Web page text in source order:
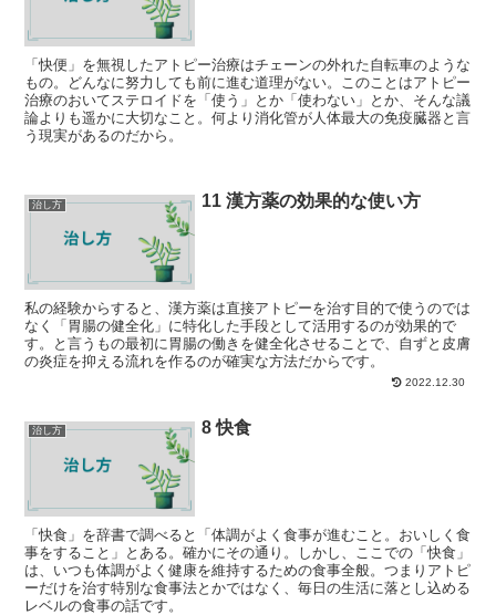
「快便」を無視したアトピー治療はチェーンの外れた自転車のような
もの。どんなに努力しても前に進む道理がない。このことはアトピー
治療のおいてステロイドを「使う」とか「使わない」とか、そんな議
論よりも遥かに大切なこと。何より消化管が人体最大の免疫臓器と言
う現実があるのだから。
治し方 11 漢方薬の効果的な使い方
私の経験からすると、漢方薬は直接アトピーを治す目的で使うのでは
なく「胃腸の健全化」に特化した手段として活用するのが効果的で
す。と言うもの最初に胃腸の働きを健全化させることで、自ずと皮膚
の炎症を抑える流れを作るのが確実な方法だからです。
2022.12.30
治し方 8 快食
「快食」を辞書で調べると「体調がよく食事が進むこと。おいしく食
事をすること」とある。確かにその通り。しかし、ここでの「快食」
は、いつも体調がよく健康を維持するための食事全般。つまりアトピ
ーだけを治す特別な食事法とかではなく、毎日の生活に落とし込める
レベルの食事の話です。